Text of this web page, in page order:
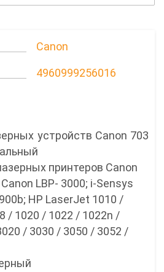
Canon
4960999256016
устройств Canon 703
принтеров Canon
LBP- 3000; i-Sensys
HP LaserJet 1010 /
/ 1020 / 1022 / 1022n /
/ 3030 / 3050 / 3052 /